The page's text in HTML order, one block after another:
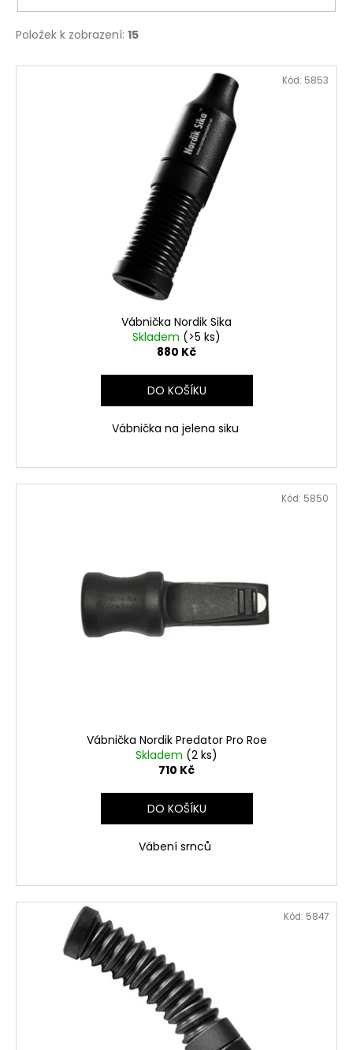
Položek k zobrazení: 15
V
Vábnička Nordik Sika
Skladem (>5 ks)
880 Kč
DO KOŠÍKU
Vábnička na jelena siku
Kód: 5853
Vábnička Nordik Predator Pro Roe
Skladem (2 ks)
710 Kč
DO KOŠÍKU
Vábení srnců
Kód: 5850
Kód: 5847